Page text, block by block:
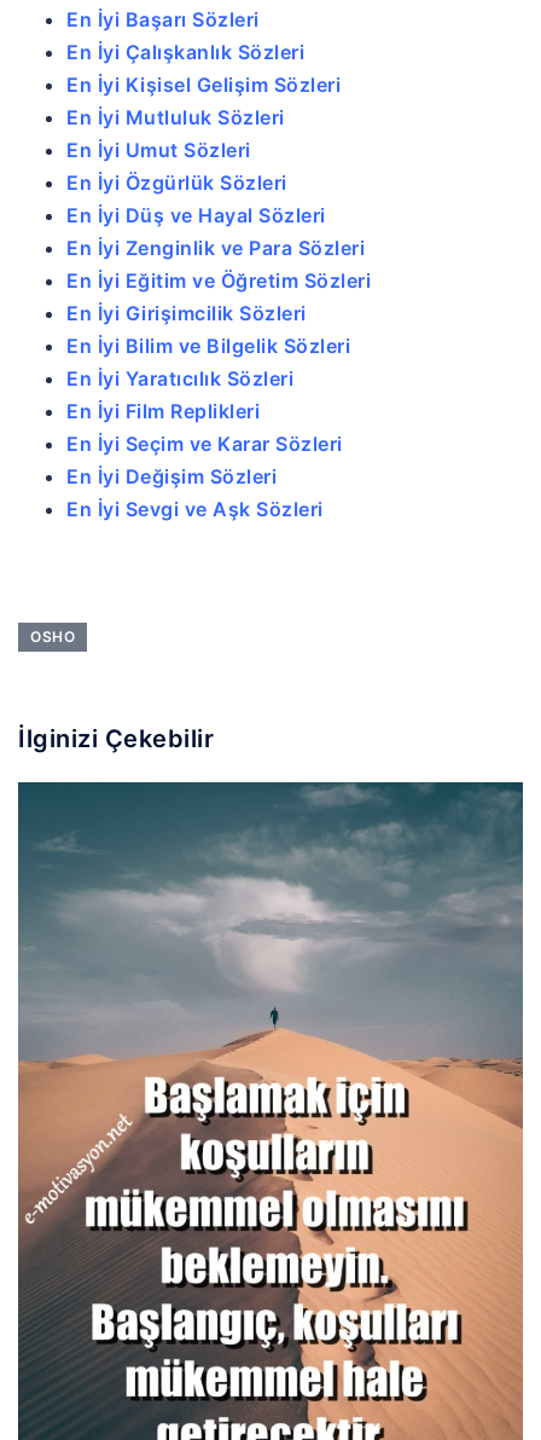
En İyi Başarı Sözleri
En İyi Çalışkanlık Sözleri
En İyi Kişisel Gelişim Sözleri
En İyi Mutluluk Sözleri
En İyi Umut Sözleri
En İyi Özgürlük Sözleri
En İyi Düş ve Hayal Sözleri
En İyi Zenginlik ve Para Sözleri
En İyi Eğitim ve Öğretim Sözleri
En İyi Girişimcilik Sözleri
En İyi Bilim ve Bilgelik Sözleri
En İyi Yaratıcılık Sözleri
En İyi Film Replikleri
En İyi Seçim ve Karar Sözleri
En İyi Değişim Sözleri
En İyi Sevgi ve Aşk Sözleri
OSHO
İlginizi Çekebilir